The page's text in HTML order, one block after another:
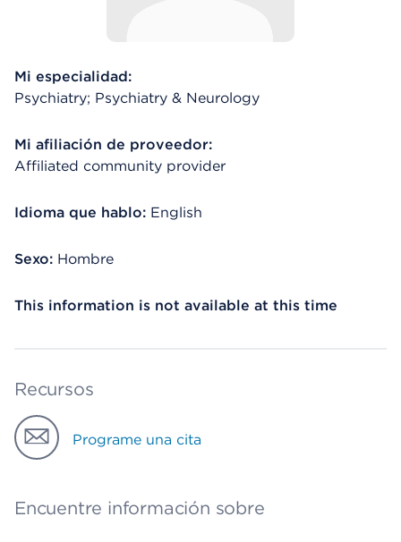
Mi especialidad:
Psychiatry; Psychiatry & Neurology
Mi afiliación de proveedor:
Affiliated community provider
Idioma que hablo: English
Sexo: Hombre
This information is not available at this time
Recursos
Programe una cita
Encuentre información sobre